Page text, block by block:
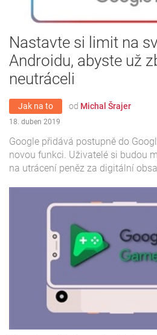
Nastavte si limit na
Androidu, abyste už
neutráceli
Jak na to od Michal Šrajer
18. duben 2019
Google přidává postupně do
novou funkci. Uživatelé si budou
na utrácení peněz za digitální